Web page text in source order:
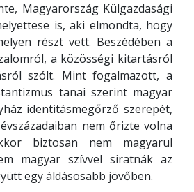
Magyarország Külgazdasági
is, aki elmondta, hogy
részt vett. Beszédében a
a közösségi kitartásról
szólt. Mint fogalmazott, a
tanai szerint magyar
identitásmegőrző szerepét,
nem őrizte volna
biztosan nem magyarul
magyar szívvel siratnák az
egy áldásosabb jövőben.